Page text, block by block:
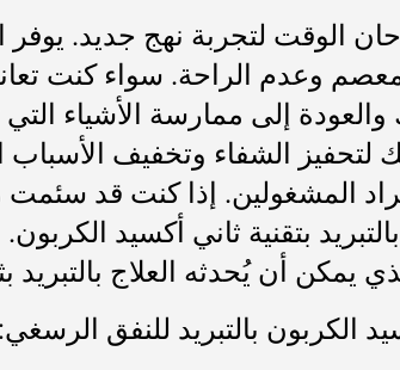
وعدم الراحة. سواء كنت
إلى ممارسة الأشياء
لتحفيز الشفاء وتخفيف
المشغولين. إذا كنت قد
بتقنية ثاني أكسيد
يمكن أن يُحدثه العلاج بالتبريد
الكربون بالتبريد للنفق